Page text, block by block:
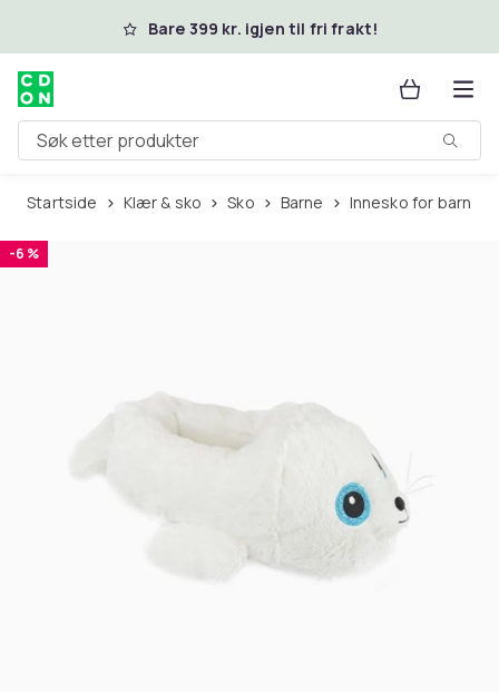
Hopp til hovedinnholdBare 399 kr. igjen til fri frakt!
Søk etter produkter
Startside Klær & sko Sko Barne Innesko for barn
-6 %